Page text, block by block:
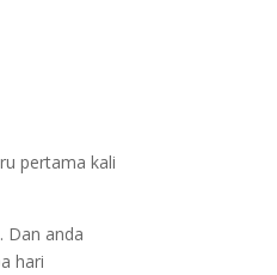
pertama kali
Dan anda
hari